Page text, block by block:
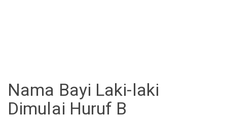
Nama Bayi Laki-laki
Dimulai Huruf B